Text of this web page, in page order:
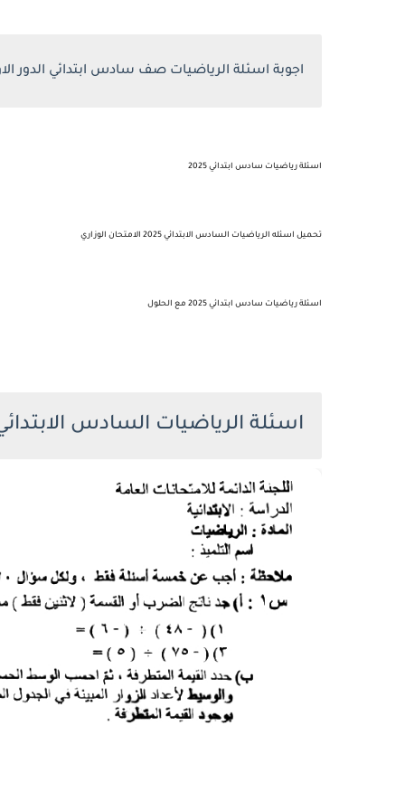
اجوبة اسئلة الرياضيات صف سادس ابتدائي الدور الاول
اسئلة رياضيات سادس ابتدائي 2025
تحميل اسئله الرياضيات السادس الابتدائي 2025 الامتحان الوزاري
اسئلة رياضيات سادس ابتدائي 2025 مع الحلول
اسئلة الرياضيات السادس الابتدائي